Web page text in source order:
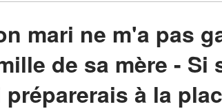
mari ne m'a pas
de sa mère - Si
préparerais à la